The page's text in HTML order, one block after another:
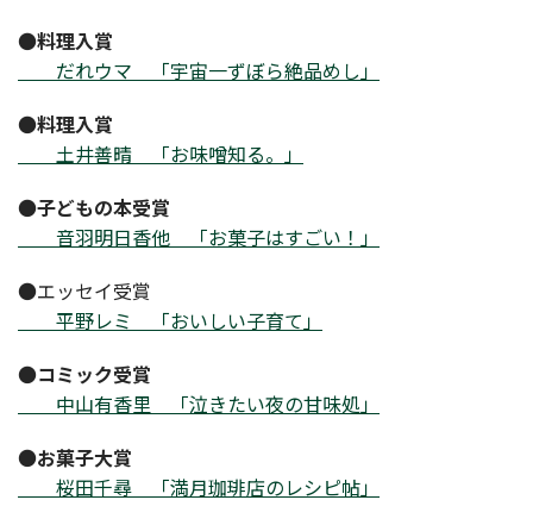
●料理入賞
だれウマ 「宇宙一ずぼら絶品めし」
●料理入賞
土井善晴 「お味噌知る。」
●子どもの本受賞
音羽明日香他 「お菓子はすごい！」
●エッセイ受賞
平野レミ 「おいしい子育て」
●コミック受賞
中山有香里 「泣きたい夜の甘味処」
●お菓子大賞
桜田千尋 「満月珈琲店のレシピ帖」